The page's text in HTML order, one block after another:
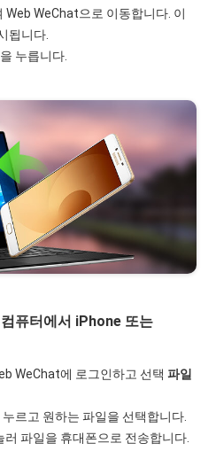
Web WeChat으로 이동합니다. 이
됩니다.
누릅니다.
퓨터에서 iPhone 또는
WeChat에 로그인하고 선택파일
르고 원하는 파일을 선택합니다.
러 파일을 휴대폰으로 전송합니다.